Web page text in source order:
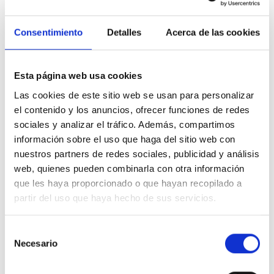
Consentimiento Detalles Acerca de las cookies
Esta página web usa cookies
Las cookies de este sitio web se usan para personalizar
el contenido y los anuncios, ofrecer funciones de redes
sociales y analizar el tráfico. Además, compartimos
información sobre el uso que haga del sitio web con
nuestros partners de redes sociales, publicidad y análisis
web, quienes pueden combinarla con otra información
que les haya proporcionado o que hayan recopilado a
partir del uso que haya hecho de sus servicios.
Necesario
Analizadores de gases en emisión
Estos analizadores se utilizan principalmente para medir y
monitorizar las emisiones de gases contaminantes y otros
centrales eléctricas, calderas y chimeneas.
Su objetivo es asegurar el cumplimiento de las regulaciones
ambientales y evaluar el impacto de las emisiones en la calidad del
aire y en el medio ambiente.
Estos analizadores seinstalan normalmente en la salida de las
fuentes de emisión como chimeneas o conductosy debido a las
regulaciones ambientales, suelen tener un rango de medición más
amplio y una mayor precisión, además de estar sujetos a normativas
y estándares específicos que establecen los limites permitidos para
Los analizadores de emisiones industriales miden una gran variedad
de gases, pero los más comunes son: